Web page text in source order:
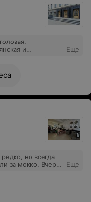
и
сильно
Еще
но всегда
за мокко. Вчера
не
кофе с
хорошее
Еще